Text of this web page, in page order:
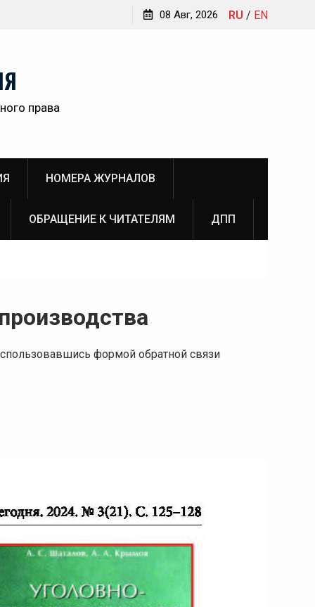
Обращение главного редактора Инны Викторовны
RU / EN
08 Авг, 2026
права
НОМЕРА ЖУРНАЛОВ
ОБРАЩЕНИЕ К ЧИТАТЕЛЯМ ДПП
формой обратной связи